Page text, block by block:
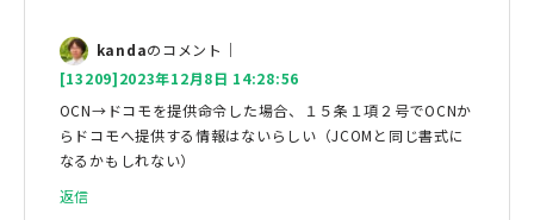
kandaのコメント｜
[13209]2023年12月8日 14:28:56
OCN→ドコモを提供命令した場合、１５条１項２号でOCNか
らドコモへ提供する情報はないらしい（JCOMと同じ書式に
なるかもしれない）
返信